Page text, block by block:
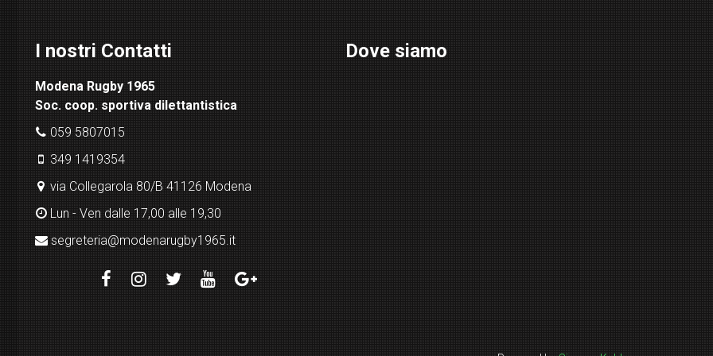
I nostri Contatti
Modena Rugby 1965
Soc. coop. sportiva dilettantistica
059 5807015
349 1419354
via Collegarola 80/B 41126 Modena
Lun - Ven dalle 17,00 alle 19,30
segreteria@modenarugby1965.it
Dove siamo